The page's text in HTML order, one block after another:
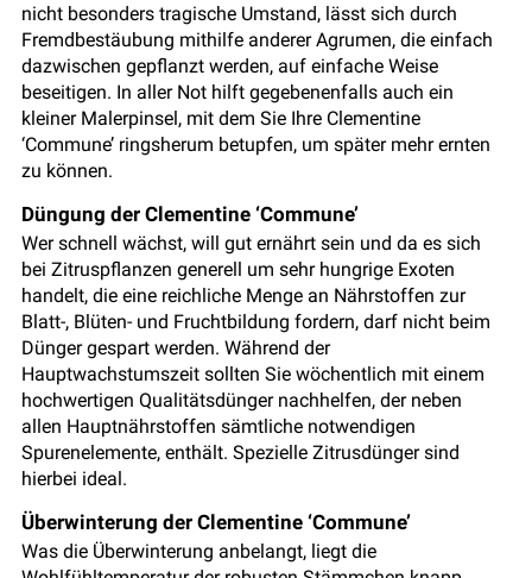
nicht besonders tragische Umstand, lässt sich durch
Fremdbestäubung mithilfe anderer Agrumen, die einfach
dazwischen gepflanzt werden, auf einfache Weise
beseitigen. In aller Not hilft gegebenenfalls auch ein
kleiner Malerpinsel, mit dem Sie Ihre Clementine
‘Commune’ ringsherum betupfen, um später mehr ernten
zu können.
Düngung der Clementine ‘Commune’
Wer schnell wächst, will gut ernährt sein und da es sich
bei Zitruspflanzen generell um sehr hungrige Exoten
handelt, die eine reichliche Menge an Nährstoffen zur
Blatt-, Blüten- und Fruchtbildung fordern, darf nicht beim
Dünger gespart werden. Während der
Hauptwachstumszeit sollten Sie wöchentlich mit einem
hochwertigen Qualitätsdünger nachhelfen, der neben
allen Hauptnährstoffen sämtliche notwendigen
Spurenelemente, enthält. Spezielle Zitrusdünger sind
hierbei ideal.
Überwinterung der Clementine ‘Commune’
Was die Überwinterung anbelangt, liegt die